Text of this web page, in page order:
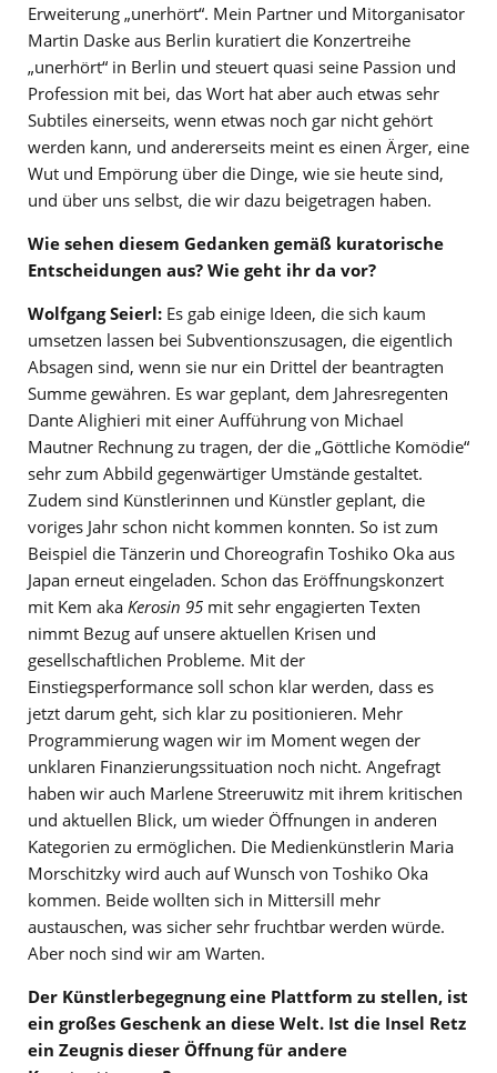
Erweiterung „unerhört“. Mein Partner und Mitorganisator
Martin Daske aus Berlin kuratiert die Konzertreihe
„unerhört“ in Berlin und steuert quasi seine Passion und
Profession mit bei, das Wort hat aber auch etwas sehr
Subtiles einerseits, wenn etwas noch gar nicht gehört
werden kann, und andererseits meint es einen Ärger, eine
Wut und Empörung über die Dinge, wie sie heute sind,
und über uns selbst, die wir dazu beigetragen haben.
Wie sehen diesem Gedanken gemäß kuratorische
Entscheidungen aus? Wie geht ihr da vor?
Wolfgang Seierl: Es gab einige Ideen, die sich kaum
umsetzen lassen bei Subventionszusagen, die eigentlich
Absagen sind, wenn sie nur ein Drittel der beantragten
Summe gewähren. Es war geplant, dem Jahresregenten
Dante Alighieri mit einer Aufführung von Michael
Mautner Rechnung zu tragen, der die „Göttliche Komödie“
sehr zum Abbild gegenwärtiger Umstände gestaltet.
Zudem sind Künstlerinnen und Künstler geplant, die
voriges Jahr schon nicht kommen konnten. So ist zum
Beispiel die Tänzerin und Choreografin Toshiko Oka aus
Japan erneut eingeladen. Schon das Eröffnungskonzert
mit Kem aka Kerosin 95 mit sehr engagierten Texten
nimmt Bezug auf unsere aktuellen Krisen und
gesellschaftlichen Probleme. Mit der
Einstiegsperformance soll schon klar werden, dass es
jetzt darum geht, sich klar zu positionieren. Mehr
Programmierung wagen wir im Moment wegen der
unklaren Finanzierungssituation noch nicht. Angefragt
haben wir auch Marlene Streeruwitz mit ihrem kritischen
und aktuellen Blick, um wieder Öffnungen in anderen
Kategorien zu ermöglichen. Die Medienkünstlerin Maria
Morschitzky wird auch auf Wunsch von Toshiko Oka
kommen. Beide wollten sich in Mittersill mehr
austauschen, was sicher sehr fruchtbar werden würde.
Aber noch sind wir am Warten.
Der Künstlerbegegnung eine Plattform zu stellen, ist
ein großes Geschenk an diese Welt. Ist die Insel Retz
ein Zeugnis dieser Öffnung für andere